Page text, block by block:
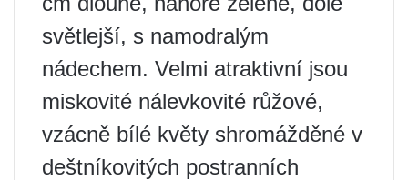
světlejší, s namodralým
nádechem. Velmi atraktivní jsou
miskovité nálevkovité růžové,
vzácně bílé květy shromážděné v
deštníkovitých postranních